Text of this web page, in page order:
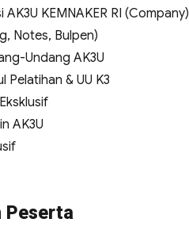
AK3U KEMNAKER RI (Company)
Notes, Bulpen)
Undang AK3U
& UU K3
AK3U
Peserta